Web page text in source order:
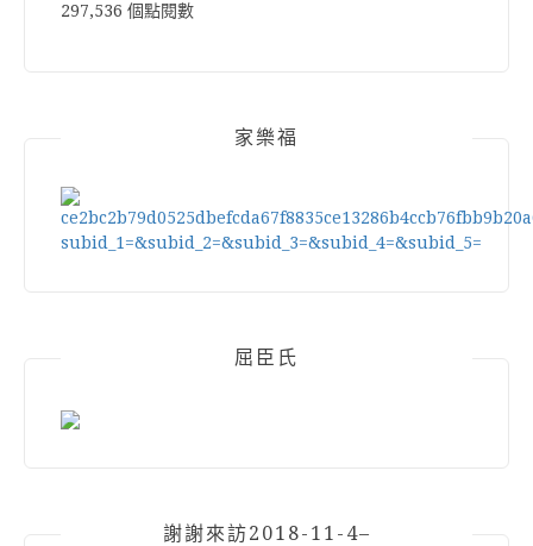
297,536 個點閱數
家樂福
屈臣氏
謝謝來訪2018-11-4–